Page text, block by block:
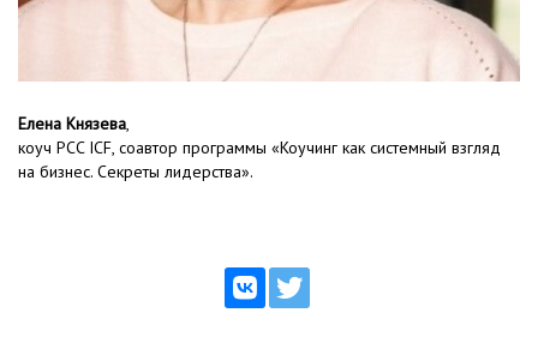
Елена Князева,
коуч PCC ICF, соавтор программы «Коучинг как системный взгляд
на бизнес. Секреты лидерства».